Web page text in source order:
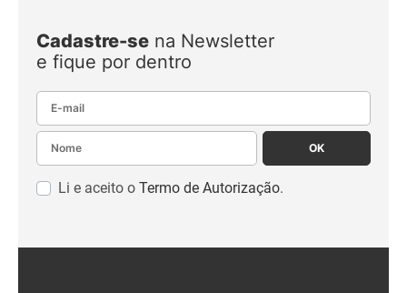
Cadastre-se na Newsletter
e fique por dentro
E-mail
Nome
OK
Li e aceito o Termo de Autorização.